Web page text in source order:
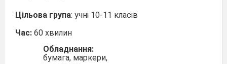
Цільова група: учні 10-11 класів
Час: 60 хвилин
Обладнання:
бумага, маркери,